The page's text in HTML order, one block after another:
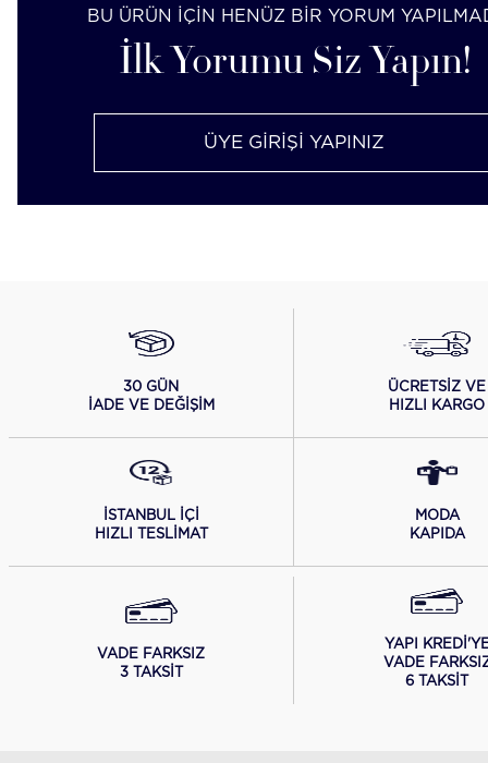
BU ÜRÜN İÇİN HENÜZ BİR YORUM
İlk Yorumu Siz Yapın!
ÜYE GİRİŞİ YAPINIZ
30 GÜN
İADE VE DEĞİŞİM
ÜCRETSİZ VE
HIZLI KARGO
İSTANBUL İÇİ
HIZLI TESLİMAT
MODA
KAPIDA
VADE FARKSIZ
3 TAKSİT
YAPI
VADE
6 TAKSİT